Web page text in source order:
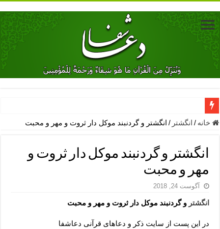
دعای جلب محبت فوری معشوق – دعای جلب محبت شوهر
معجزات دعای یا من اظهر الجمیل – دعای یا من اظهر الجمیل برای
مهم ترین اذکار الهی و فضیلت آن ها – ذکر مخصوص مستجاب الدعوه
دعا برای ترس بچه ها در خواب – دعای ترس و بی خوابی کودکان
نماز حاجت برای کار گشایی- دعای رفع مشکلات و طلب حاجت
دعای رفع فقر و طلب رزق و روزی – آیه‌ جلب ثروت و برکت مال
خانه / انگشتر / انگشتر و گردنبند موکل دار ثروت و مهر و محبت
انگشتر و گردنبند موکل دار ثروت و
مهر و محبت
آگوست 24, 2018
انگشتر و گردنبند موکل دار ثروت و مهر و محبت
در این پست از سایت ذکر و دعاهای قرآنی دعاشفا